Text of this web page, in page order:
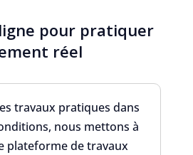
pour pratiquer
réel
travaux pratiques dans
nous mettons à
plateforme de travaux